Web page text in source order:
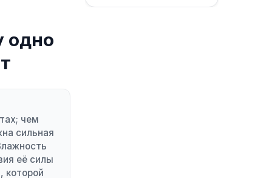
одно
чем
сильная
её силы
которой